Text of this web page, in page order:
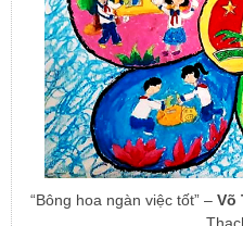
“Bông hoa ngàn việc tốt” – Võ